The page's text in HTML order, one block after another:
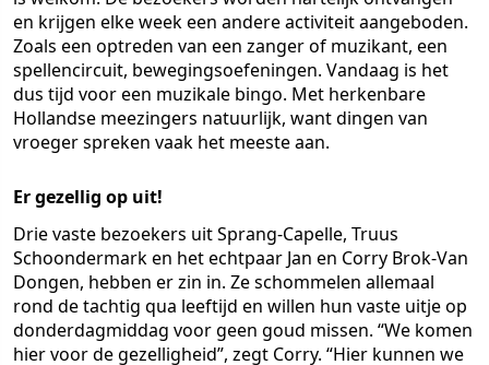
en krijgen elke week een andere activiteit aangeboden.
Zoals een optreden van een zanger of muzikant, een
spellencircuit, bewegingsoefeningen. Vandaag is het
dus tijd voor een muzikale bingo. Met herkenbare
Hollandse meezingers natuurlijk, want dingen van
vroeger spreken vaak het meeste aan.
Er gezellig op uit!
Drie vaste bezoekers uit Sprang-Capelle, Truus
Schoondermark en het echtpaar Jan en Corry Brok-Van
Dongen, hebben er zin in. Ze schommelen allemaal
rond de tachtig qua leeftijd en willen hun vaste uitje op
donderdagmiddag voor geen goud missen. “We komen
hier voor de gezelligheid”, zegt Corry. “Hier kunnen we